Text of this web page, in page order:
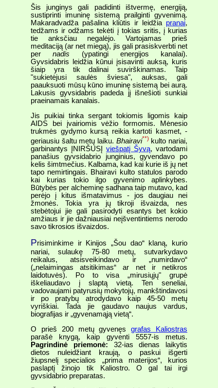
Šis junginys gali padidinti ištvermę, energiją,
sustiprinti imuninę sistemą prailginti gyvenimą.
Makaradvadža pašalina kliūtis ir leidžia pranai,
tedžams ir odžams tekėti į tokias sritis, į kurias
tie anksčiau negalėjo. Vartojamas prieš
meditaciją (ar net miegą), jis gali prasiskverbti net
pernadis (ypatingi energijos kanalai).
Gyvsidabris leidžia kūnui įsisavinti auksą, kuris
šiaip yra tik dalinai suvirškinamas. Taip
"sukietėjusi saulės šviesa", auksas, gali
paauksuoti mūsų kūno imuninę sistemą bei aurą.
Lakusis gyvsidabris padeda jį išnešioti sunkiai
praeinamais kanalais.
Jis puikiai tinka sergant tokiomis ligomis kaip
AIDS bei įvairiomis vėžio formomis. Mėnesio
trukmės gydymo kursą reikia kartoti kasmet, -
geriausiu šaltu metų laiku. Bhairavi**)kulto nariai,
garbinantys ĮNIRŠUSĮ viešpatį Šyvą, vartodami
panašius gyvsidabrio junginius, gyvendavo po
kelis šimtmečius. Kalbama, kad kai kurie iš jų net
tapo nemirtingais. Bhairavi kulto statulos parodo
kai kurias tokio ilgo gyvenimo aplinkybes.
Būtybės per alcheminę sadhana taip mutavo, kad
perėjo į kitus išmatavimus - jos daugiau nei
žmonės. Tokia yra jų tikroji išvaizda, nes
stebėtojui jie gali pasirodyti esantys bet kokio
amžiaus ir jie dažniausiai neįšventintiems nerodo
savo tikrosios išvaizdos.
Prisiminkime ir Kinijos „Šou dao“ klaną, kurio
nariai, sulaukę 75-80 metų, sutvarkydavo
reikalus, atsisveikindavo ir „numirdavo“
(„nelaimingas atsitikimas“ ar net ir netikros
laidotuvės). Po to visa „mirusiųjų" grupė
iškeliaudavo į slaptą vietą. Ten seneliai,
vadovaujami patyrusių mokytojų, mankštindavosi
ir po pratybų atrodydavo kaip 45-50 metų
vyriškiai. Tada jie gaudavo naujus vardus,
biografijas ir „gyvenamąją vietą“.
O prieš 200 metų gyvenęsgrafas Kaliostras
parašė knygą, kaip gyventi 5557-is metus.
Pagrindinė priemonė: 32-ias dienas laikytis
dietos nuleidžiant kraują, o paskui išgerti
žiupsnelį specialios „prima materijos“, kurios
paslaptį žinojo tik Kaliostro. O gal tai irgi
gyvsidabrio preparatas.